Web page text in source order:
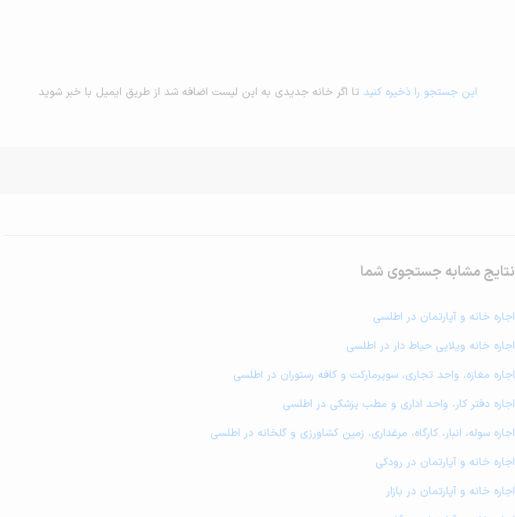
این جستجو را ذخیره کنید تا اگر خانه جدیدی به این لیست اضافه شد از طریق ایمیل با خبر شوید
نتایج مشابه جستجوی شما
اجاره خانه و آپارتمان در اطلسی
اجاره خانه ویلایی حیاط دار در اطلسی
اجاره مغازه، واحد تجاری، سوپرمارکت و کافه رستوران در اطلسی
اجاره دفتر کار، واحد اداری و مطب پزشکی در اطلسی
اجاره سوله، انبار، کارگاه، مرغداری، زمین کشاورزی و گلخانه در اطلسی
اجاره خانه و آپارتمان در رودکی
اجاره خانه و آپارتمان در بازار